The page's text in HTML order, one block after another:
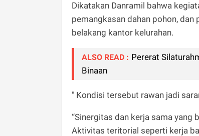
Dikatakan Danramil bahwa
pemangkasan dahan pohon,
belakang kantor kelurahan.
ALSO READ : Pererat
Binaan
" Kondisi tersebut rawan jadi
“Sinergitas dan kerja sama yang
Aktivitas teritorial seperti kerja